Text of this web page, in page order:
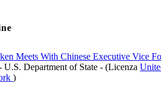
Meets With Chinese Executive Vice
U.S. Department of State - (Licenza
)